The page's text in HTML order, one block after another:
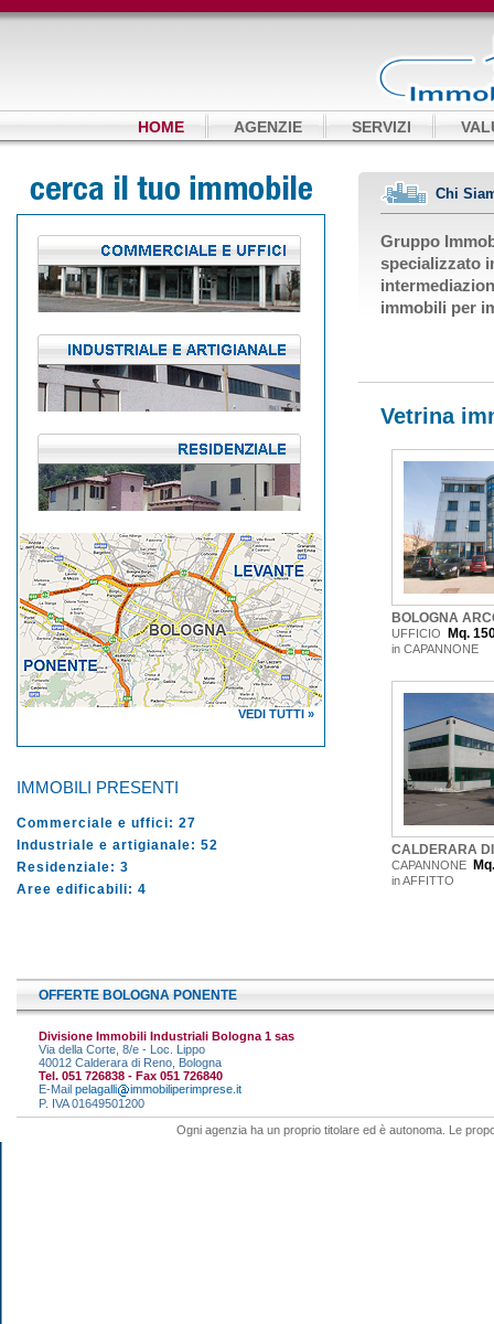
HOME AGENZIE SERVIZI
VEDI TUTTI »
IMMOBILI PRESENTI
Commerciale e uffici: 27
Industriale e artigianale: 52
Residenziale: 3
Aree edificabili: 4
Chi
Gruppo
specializzato
immobili per
Vetrina
BOLOGNA
UFFICIO Mq.
in CAPANNONE
CALDERARA
CAPANNONE
in AFFITTO
OFFERTE BOLOGNA PONENTE
Divisione Immobili Industriali Bologna 1 sas
Via della Corte, 8/e - Loc. Lippo
40012 Calderara di Reno, Bologna
Tel. 051 726838 - Fax 051 726840
E-Mail pelagalli
immobiliperimprese.it
P. IVA 01649501200
Ogni agenzia ha un proprio titolare ed è autonoma. Le